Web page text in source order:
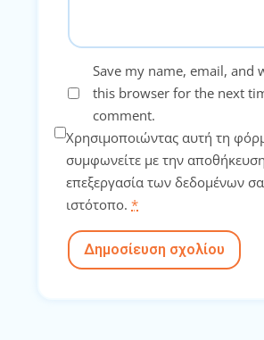
Save my name, email, and
this browser for the next
comment.
Χρησιμοποιώντας αυτή τη
συμφωνείτε με την
επεξεργασία των δεδομένων
ιστότοπο. *
Δημοσίευση σχολίου